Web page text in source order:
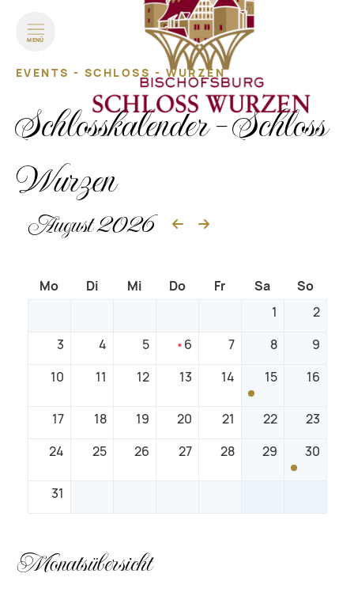
MENÜ
EVENTS - SCHLOSS - WURZEN
Schlosskalender - Schloss
Wurzen
August 2026
Mo Di Mi Do Fr Sa
So
1
2
3
4 5 6 7 8
9
10
11 12 13 14
15
Öffentliches
16
17 18 19 20 21 22
23
24
25 26 27 28 29
30
31
Monatsübersicht